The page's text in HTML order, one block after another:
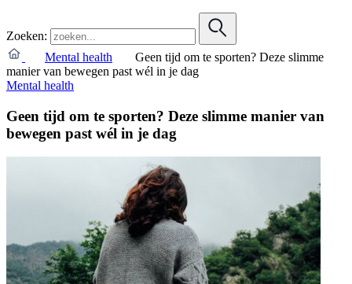
Zoeken:
Mental health
Geen tijd om te sporten? Deze slimme
manier van bewegen past wél in je dag
Mental health
Geen tijd om te sporten? Deze slimme manier van
bewegen past wél in je dag